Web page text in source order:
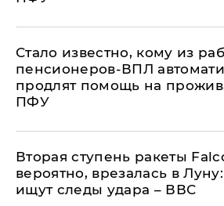
Стало известно, кому из
пенсионеров-ВПЛ
продлят помощь на
ПФУ
Вторая ступень ракеты
вероятно, врезалась в
ищут следы удара – ВВС